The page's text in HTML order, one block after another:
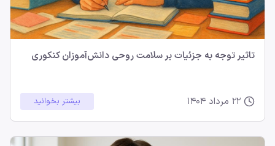
تاثیر توجه به جزئیات بر سلامت روحی دانش‌آموزان کنکوری
بیشتر بخوانید